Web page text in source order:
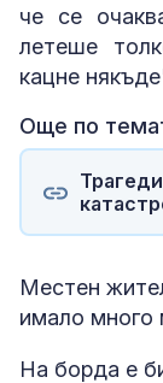
че се
летеше
кацне
Още по
Местен
имало много
На борда е